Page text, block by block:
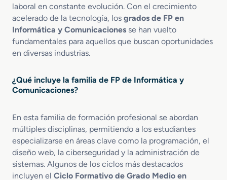
laboral en constante evolución. Con el crecimiento
acelerado de la tecnología, los grados de FP en
Informática y Comunicaciones se han vuelto
fundamentales para aquellos que buscan oportunidades
en diversas industrias.
¿Qué incluye la familia de FP de Informática y
Comunicaciones?
En esta familia de formación profesional se abordan
múltiples disciplinas, permitiendo a los estudiantes
especializarse en áreas clave como la programación, el
diseño web, la ciberseguridad y la administración de
sistemas. Algunos de los ciclos más destacados
incluyen el Ciclo Formativo de Grado Medio en